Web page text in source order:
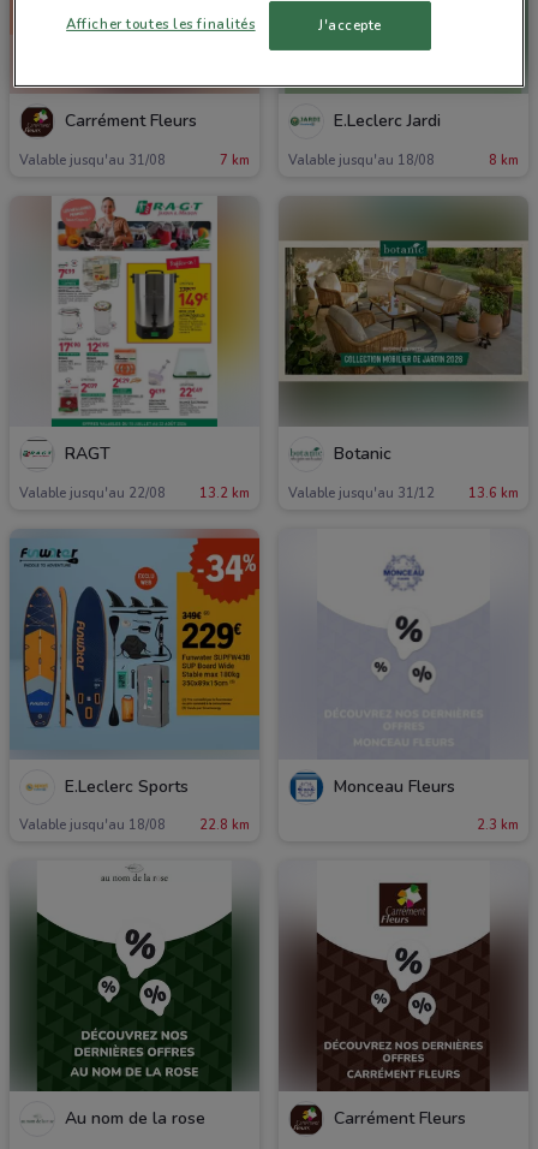
Carrément Fleurs
Valable jusqu'au 31/08 7 km
E.Leclerc Jardi
Valable jusqu'au 18/08 8 km
RAGT
Valable jusqu'au 22/08 13.2 km
Botanic
Valable jusqu'au 31/12 13.6 km
E.Leclerc Sports
Valable jusqu'au 18/08 22.8 km
Monceau Fleurs
2.3 km
Au nom de la rose Carrément Fleurs
Afficher toutes les finalités J'accepte